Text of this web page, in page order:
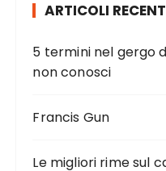
ARTICOLI
5 termini nel gergo
non conosci
Francis Gun
Le migliori rime sul